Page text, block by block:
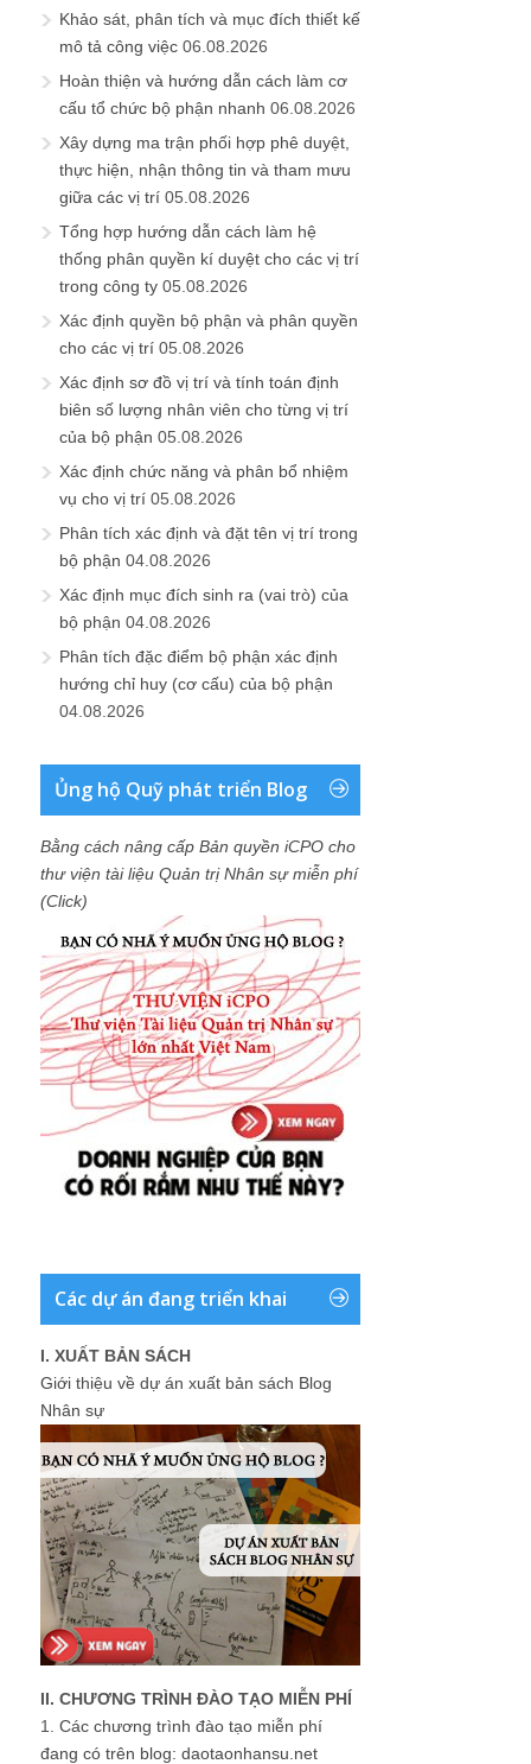
Khảo sát, phân tích và mục đích thiết kế
mô tả công việc 06.08.2026
Hoàn thiện và hướng dẫn cách làm cơ
cấu tổ chức bộ phận nhanh 06.08.2026
Xây dựng ma trận phối hợp phê duyệt,
thực hiện, nhận thông tin và tham mưu
giữa các vị trí 05.08.2026
Tổng hợp hướng dẫn cách làm hệ
thống phân quyền kí duyệt cho các vị trí
trong công ty 05.08.2026
Xác định quyền bộ phận và phân quyền
cho các vị trí 05.08.2026
Xác định sơ đồ vị trí và tính toán định
biên số lượng nhân viên cho từng vị trí
của bộ phận 05.08.2026
Xác định chức năng và phân bổ nhiệm
vụ cho vị trí 05.08.2026
Phân tích xác định và đặt tên vị trí trong
bộ phận 04.08.2026
Xác định mục đích sinh ra (vai trò) của
bộ phận 04.08.2026
Phân tích đặc điểm bộ phận xác định
hướng chỉ huy (cơ cấu) của bộ phận
04.08.2026
Ủng hộ Quỹ phát triển Blog
Bằng cách nâng cấp Bản quyền iCPO cho
thư viện tài liệu Quản trị Nhân sự miễn phí
(Click)
Các dự án đang triển khai
I. XUẤT BẢN SÁCH
Giới thiệu về dự án xuất bản sách Blog
Nhân sự
II. CHƯƠNG TRÌNH ĐÀO TẠO MIỄN PHÍ
1. Các chương trình đào tạo miễn phí
đang có trên blog: daotaonhansu.net